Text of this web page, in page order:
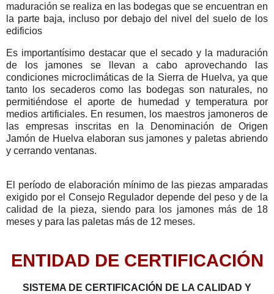
maduración se realiza en las bodegas que se encuentran en
la parte baja, incluso por debajo del nivel del suelo de los
edificios
Es importantísimo destacar que el secado y la maduración
de los jamones se llevan a cabo aprovechando las
condiciones microclimáticas de la Sierra de Huelva, ya que
tanto los secaderos como las bodegas son naturales, no
permitiéndose el aporte de humedad y temperatura por
medios artificiales. En resumen, los maestros jamoneros de
las empresas inscritas en la Denominación de Origen
Jamón de Huelva elaboran sus jamones y paletas abriendo
y cerrando ventanas.
El período de elaboración mínimo de las piezas amparadas
exigido por el Consejo Regulador depende del peso y de la
calidad de la pieza, siendo para los jamones más de 18
meses y para las paletas más de 12 meses.
ENTIDAD DE CERTIFICACIÓN
SISTEMA DE CERTIFICACIÓN DE LA CALIDAD Y